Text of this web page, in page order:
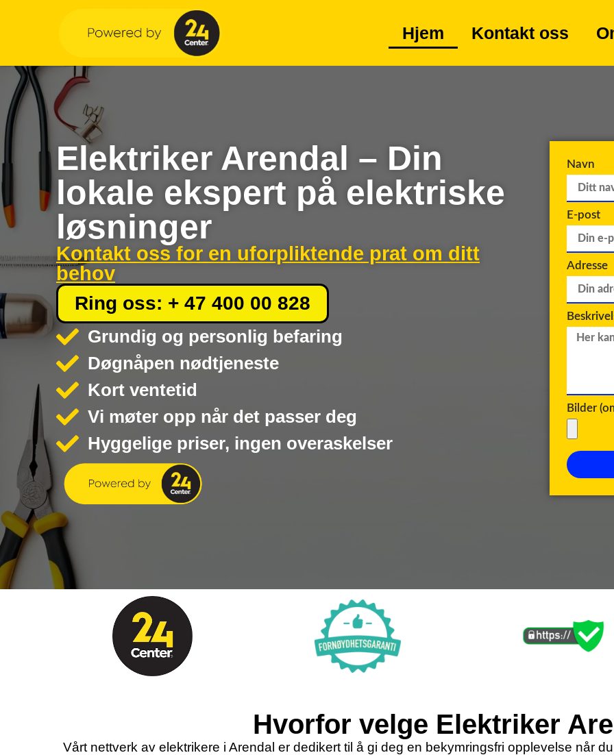
Hjem Kontakt oss
Elektriker Arendal – Din
lokale ekspert på elektriske
løsninger
Kontakt oss for en uforpliktende prat om ditt
behov
Ring oss: + 47 400 00 828
Grundig og personlig befaring
Døgnåpen nødtjeneste
Kort ventetid
Vi møter opp når det passer deg
Hyggelige priser, ingen overaskelser
Navn
E-post
Adresse
Bilder
Hvorfor velge Elektriker
Vårt nettverk av elektrikere i Arendal er dedikert til å gi deg en bekymringsfri opplevelse når